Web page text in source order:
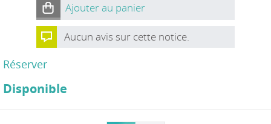
Ajouter au panier
Aucun avis sur cette notice.
Réserver
Disponible